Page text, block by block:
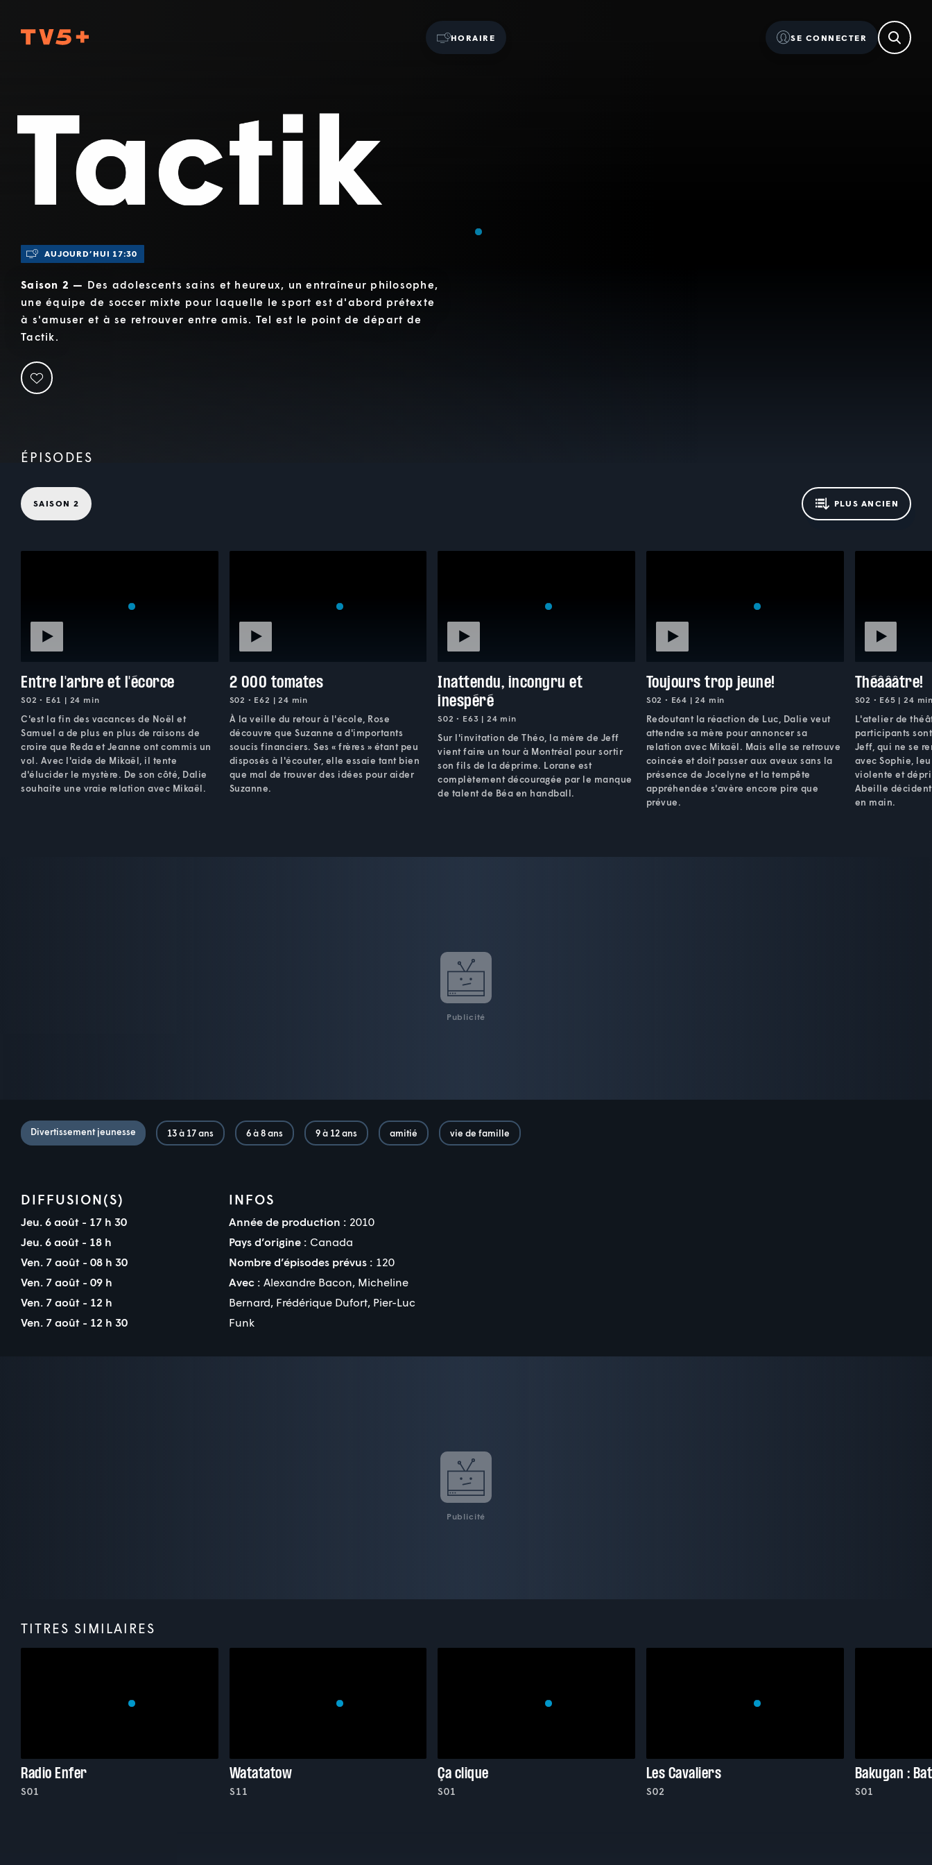
HORAIRE SE CONNECTER
AUJOURD’HUI 17:30
Saison 2 — Des adolescents sains et heureux, un entraîneur philosophe,
une équipe de soccer mixte pour laquelle le sport est d'abord prétexte
à s'amuser et à se retrouver entre amis. Tel est le point de départ de
Tactik.
ÉPISODES
SAISON 2 PLUS ANCIEN
Entre l'arbre et l'écorce
S02 • E61 | 24 min
C'est la fin des vacances de Noël et
Samuel a de plus en plus de raisons de
croire que Reda et Jeanne ont commis un
vol. Avec l'aide de Mikaël, il tente
d'élucider le mystère. De son côté, Dalie
souhaite une vraie relation avec Mikaël.
2 000 tomates
S02 • E62 | 24 min
À la veille du retour à l'école, Rose
découvre que Suzanne a d'importants
soucis financiers. Ses « frères » étant peu
disposés à l'écouter, elle essaie tant bien
que mal de trouver des idées pour aider
Suzanne.
Inattendu, incongru et
inespéré
S02 • E63 | 24 min
Sur l'invitation de Théo, la mère de Jeff
vient faire un tour à Montréal pour sortir
son fils de la déprime. Lorane est
complètement découragée par le manque
de talent de Béa en handball.
Toujours trop jeune!
S02 • E64 | 24 min
Redoutant la réaction de Luc, Dalie veut
attendre sa mère pour annoncer sa
relation avec Mikaël. Mais elle se retrouve
coincée et doit passer aux aveux sans la
présence de Jocelyne et la tempête
appréhendée s'avère encore pire que
prévue.
Théâââtre!
S02 • E65 | 24
L'atelier de
participants
Jeff, qui ne se
avec Sophie,
violente et
Abeille
en main.
Publicité
Divertissement jeunesse 13 à 17 ans 6 à 8 ans 9 à 12 ans amitié vie de famille
DIFFUSION(S)
Jeu. 6 août - 17 h 30
Jeu. 6 août - 18 h
Ven. 7 août - 08 h 30
Ven. 7 août - 09 h
Ven. 7 août - 12 h
Ven. 7 août - 12 h 30
INFOS
Année de production : 2010
Pays d’origine : Canada
Nombre d’épisodes prévus : 120
Avec : Alexandre Bacon Micheline
Bernard Frédérique Dufort Pier-Luc
Funk
Publicité
TITRES SIMILAIRES
Radio Enfer
S01
Watatatow
S11
Ça clique
S01
Les Cavaliers
S02
Bakugan :
S01